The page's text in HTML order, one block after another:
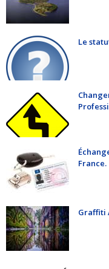
Le
France.
Graffiti